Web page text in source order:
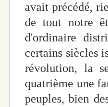
avait précédé,
de tout notre
d'ordinaire
certains siècles
révolution, la
quatrième une
peuples, bien